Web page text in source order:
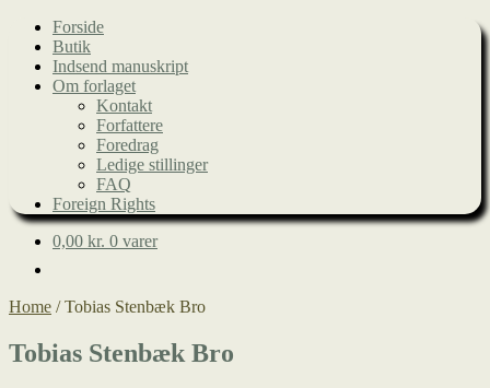
Forside
Butik
Indsend manuskript
Om forlaget
Kontakt
Forfattere
Foredrag
Ledige stillinger
FAQ
Foreign Rights
0,00 kr. 0 varer
Home /Tobias Stenbæk Bro
Tobias Stenbæk Bro